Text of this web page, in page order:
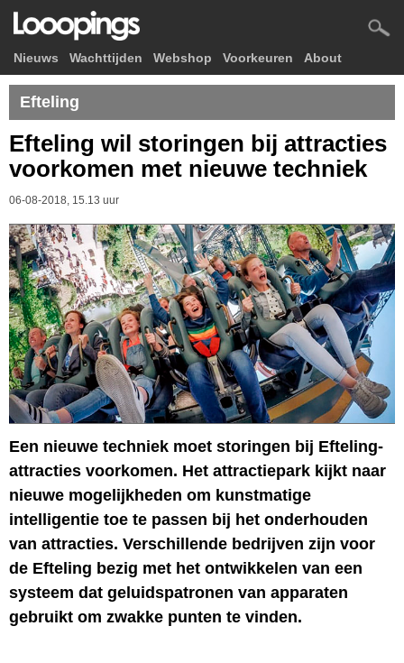
Nieuws Wachttijden Webshop Voorkeuren About
Efteling
Efteling wil storingen bij attracties
voorkomen met nieuwe techniek
06-08-2018, 15.13 uur
Een nieuwe techniek moet storingen bij Efteling-
attracties voorkomen. Het attractiepark kijkt naar
nieuwe mogelijkheden om kunstmatige
intelligentie toe te passen bij het onderhouden
van attracties. Verschillende bedrijven zijn voor
de Efteling bezig met het ontwikkelen van een
systeem dat geluidspatronen van apparaten
gebruikt om zwakke punten te vinden.